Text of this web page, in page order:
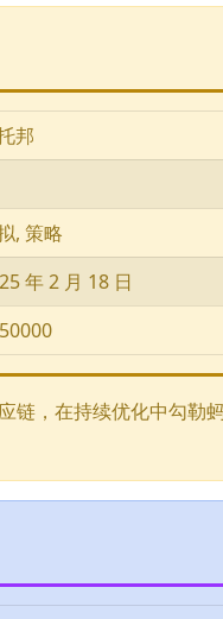
邦
, 策略
年 2 月 18 日
，在持续优化中勾勒蚂